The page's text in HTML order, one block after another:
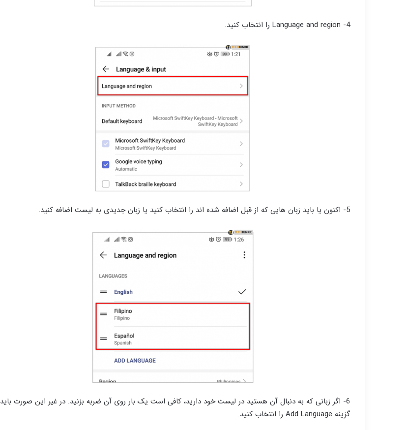
4- Language and region را انتخاب کنید.
5- اکنون یا باید زبان هایی که از قبل اضافه شده اند را انتخاب کنید یا زبان جدیدی به لیست اضافه کنید.
6- اگر زبانی که به دنبال آن هستید در لیست خود دارید، کافی است یک بار روی آن ضربه بزنید. در غیر این صورت باید
گزینه Add Language را انتخاب کنید.